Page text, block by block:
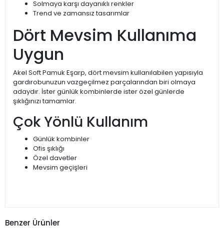
Solmaya karşı dayanıklı renkler
Trend ve zamansız tasarımlar
Dört Mevsim Kullanıma
Uygun
Akel Soft Pamuk Eşarp, dört mevsim kullanılabilen yapısıyla
gardırobunuzun vazgeçilmez parçalarından biri olmaya
adaydır. İster günlük kombinlerde ister özel günlerde
şıklığınızı tamamlar.
Çok Yönlü Kullanım
Günlük kombinler
Ofis şıklığı
Özel davetler
Mevsim geçişleri
Benzer Ürünler